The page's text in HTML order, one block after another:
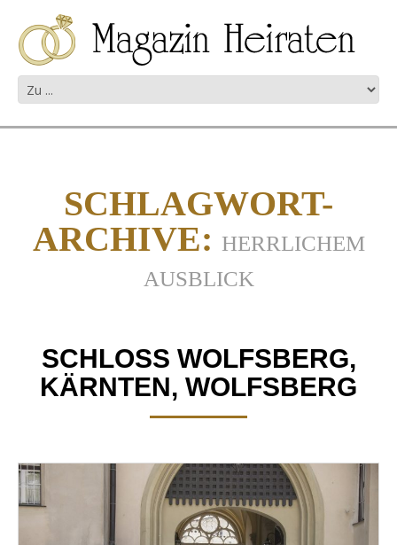
SCHLAGWORT-
ARCHIVE: HERRLICHEM
AUSBLICK
SCHLOSS WOLFSBERG,
KÄRNTEN, WOLFSBERG